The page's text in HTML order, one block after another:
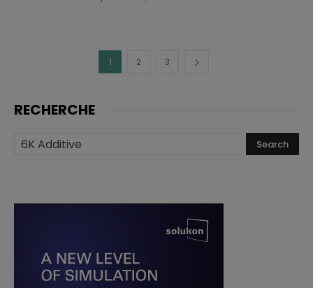
1 2 3
RECHERCHE